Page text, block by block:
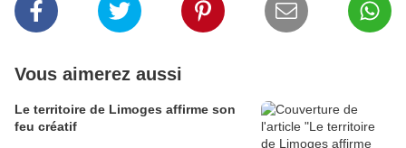
Vous aimerez aussi
Le territoire de Limoges affirme son
feu créatif